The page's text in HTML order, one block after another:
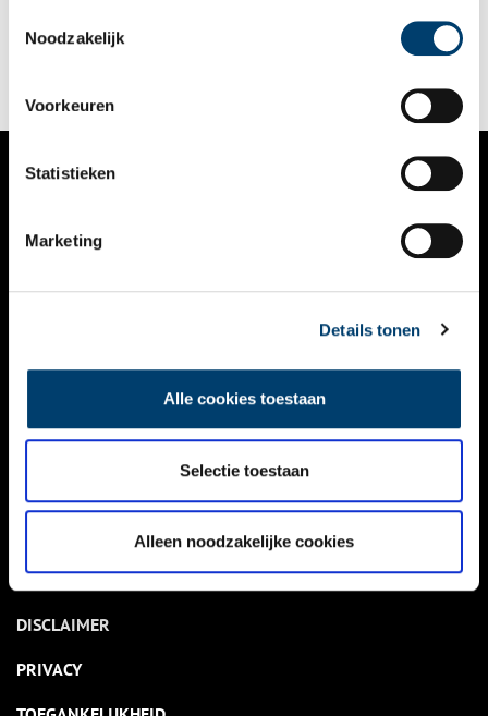
Noodzakelijk
Voorkeuren
Statistieken
Marketing
Details tonen
Alle cookies toestaan
Selectie toestaan
Alleen noodzakelijke cookies
boze Wim Kan echt zijn lintje in de plas?
NIEUWS
KALENDER
ACTIVITEITEN
NIEUWSBRIEF
DISCLAIMER
PRIVACY